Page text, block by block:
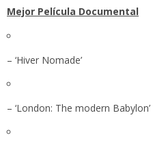
Mejor Película Documental
– ‘Hiver Nomade’
– ‘London: The modern Babylon’